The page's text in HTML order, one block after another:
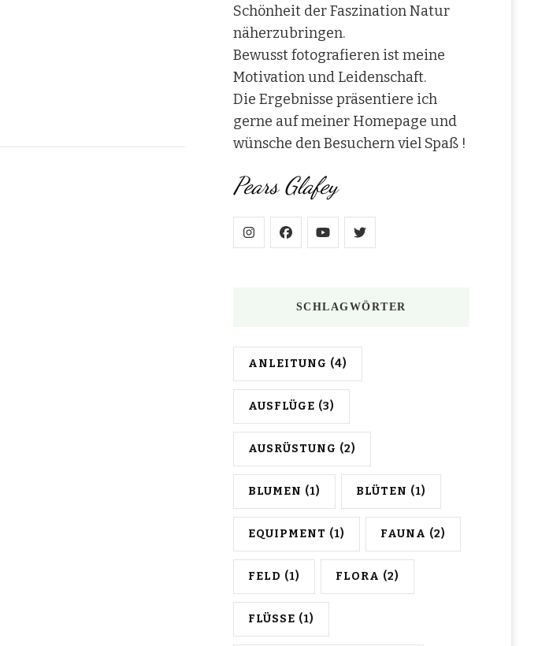
Schönheit der Faszination Natur
näherzubringen.
Bewusst fotografieren ist meine
Motivation und Leidenschaft.
Die Ergebnisse präsentiere ich
gerne auf meiner Homepage und
wünsche den Besuchern viel Spaß !
Pears Glafey
SCHLAGWÖRTER
ANLEITUNG (4)
AUSFLÜGE (3)
AUSRÜSTUNG (2)
BLUMEN (1) BLÜTEN (1)
EQUIPMENT (1) FAUNA (2)
FELD (1) FLORA (2)
FLÜSSE (1)